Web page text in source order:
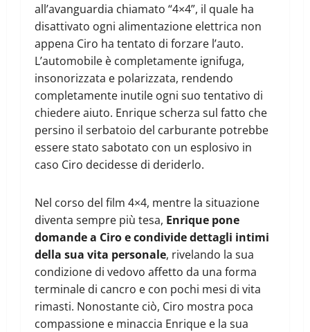
all’avanguardia chiamato “4×4”, il quale ha
disattivato ogni alimentazione elettrica non
appena Ciro ha tentato di forzare l’auto.
L’automobile è completamente ignifuga,
insonorizzata e polarizzata, rendendo
completamente inutile ogni suo tentativo di
chiedere aiuto. Enrique scherza sul fatto che
persino il serbatoio del carburante potrebbe
essere stato sabotato con un esplosivo in
caso Ciro decidesse di deriderlo.
Nel corso del film 4×4, mentre la situazione
diventa sempre più tesa, Enrique pone
domande a Ciro e condivide dettagli intimi
della sua vita personale, rivelando la sua
condizione di vedovo affetto da una forma
terminale di cancro e con pochi mesi di vita
rimasti. Nonostante ciò, Ciro mostra poca
compassione e minaccia Enrique e la sua